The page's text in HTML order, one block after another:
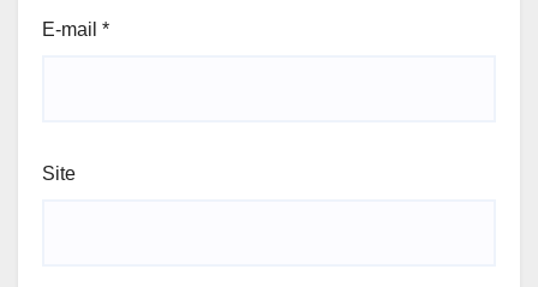
E-mail *
Site